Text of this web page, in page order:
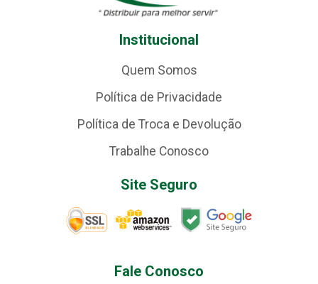
Institucional
Quem Somos
Política de Privacidade
Política de Troca e Devolução
Trabalhe Conosco
Site Seguro
Fale Conosco